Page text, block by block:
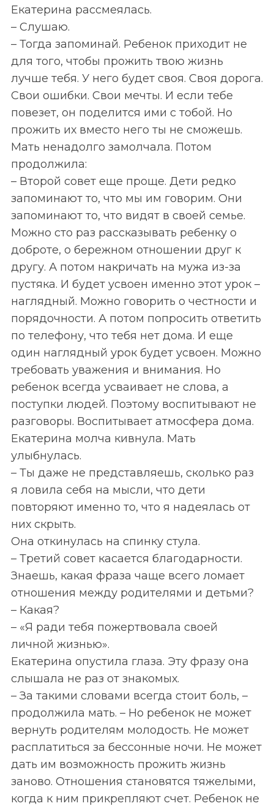
Екатерина рассмеялась.
– Слушаю.
– Тогда запоминай. Ребенок приходит не
для того, чтобы прожить твою жизнь
лучше тебя. У него будет своя. Своя дорога.
Свои ошибки. Свои мечты. И если тебе
повезет, он поделится ими с тобой. Но
прожить их вместо него ты не сможешь.
Мать ненадолго замолчала. Потом
продолжила:
– Второй совет еще проще. Дети редко
запоминают то, что мы им говорим. Они
запоминают то, что видят в своей семье.
Можно сто раз рассказывать ребенку о
доброте, о бережном отношении друг к
другу. А потом накричать на мужа из-за
пустяка. И будет усвоен именно этот урок –
наглядный. Можно говорить о честности и
порядочности. А потом попросить ответить
по телефону, что тебя нет дома. И еще
один наглядный урок будет усвоен. Можно
требовать уважения и внимания. Но
ребенок всегда усваивает не слова, а
поступки людей. Поэтому воспитывают не
разговоры. Воспитывает атмосфера дома.
Екатерина молча кивнула. Мать
улыбнулась.
– Ты даже не представляешь, сколько раз
я ловила себя на мысли, что дети
повторяют именно то, что я надеялась от
них скрыть.
Она откинулась на спинку стула.
– Третий совет касается благодарности.
Знаешь, какая фраза чаще всего ломает
отношения между родителями и детьми?
– Какая?
– «Я ради тебя пожертвовала своей
личной жизнью».
Екатерина опустила глаза. Эту фразу она
слышала не раз от знакомых.
– За такими словами всегда стоит боль, –
продолжила мать. – Но ребенок не может
вернуть родителям молодость. Не может
расплатиться за бессонные ночи. Не может
дать им возможность прожить жизнь
заново. Отношения становятся тяжелыми,
когда к ним прикрепляют счет. Ребенок не